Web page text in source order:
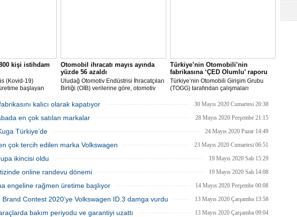
kişi istihdam
(Kovid-19)
başlayan
artırmak için
Otomobil ihracatı mayıs ayında
yüzde 56 azaldı
Uludağ Otomotiv Endüstrisi İhracatçıları
Birliği (OİB) verilerine göre, otomotiv
sürdüğü Mayıs ayında geçen senenin
aynı dönemine göre yüzde 56 düşüşle 1
milyar 203 milyon dolar ihracat
Türkiye’nin Otomobili’nin
fabrikasına ‘ÇED Olumlu’ raporu
Türkiye’nin Otomobili Girişim Grubu
(TOGG) tarafından çalışmaları
Türkiye’nin Otomobili yatırımı Bursa’nın
fabrika inşaatının başlayabilmesi için
aldı.
kalıcı olarak kapatıyor 30 Mayıs 2020 Cumartesi 20:38
en çok satılan markalar 28 Mayıs 2020 Perşembe 21:15
Türkiye’de 24 Mayıs 2020 Pazar 14:49
çok tercih edilen marka Volkswagen 23 Mayıs 2020 Cumartesi 06:51
ikincisi oldu 19 Mayıs 2020 Salı 15:29
online randevu dönemi 19 Mayıs 2020 Salı 14:08
engeline rağmen üretime başlıyor 14 Mayıs 2020 Perşembe 00:08
Contest 2020’ye Volkswagen ID.3 damga vurdu 13 Mayıs 2020 Çarşamba 13:58
bakım periyodu ve garantiyi uzattı 13 Mayıs 2020 Çarşamba 09:04